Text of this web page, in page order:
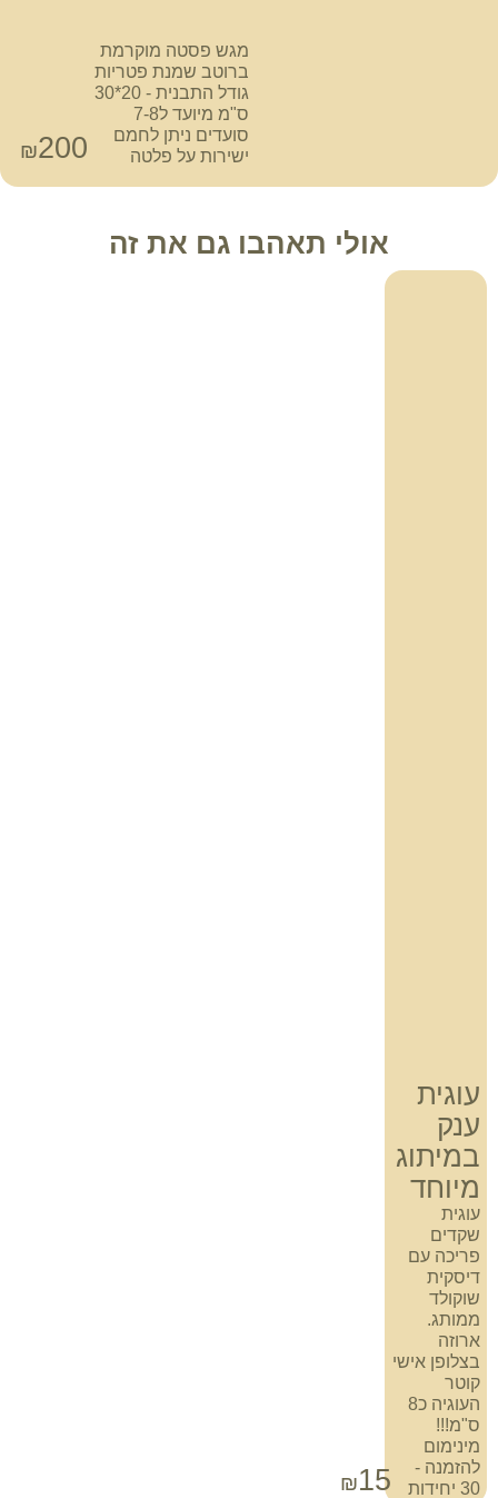
מגש פסטה מוקרמת
ברוטב שמנת פטריות
גודל התבנית - 20*30
ס"מ מיועד ל7-8
סועדים ניתן לחמם
ישירות על פלטה
₪200
אולי תאהבו גם את זה
עוגית
ענק
במיתוג
מיוחד
עוגית
שקדים
פריכה עם
דיסקית
שוקולד
ממותג.
ארוזה
בצלופן אישי
קוטר
העוגיה כ8
ס"מ!!!
מינימום
להזמנה -
30 יחידות
₪15